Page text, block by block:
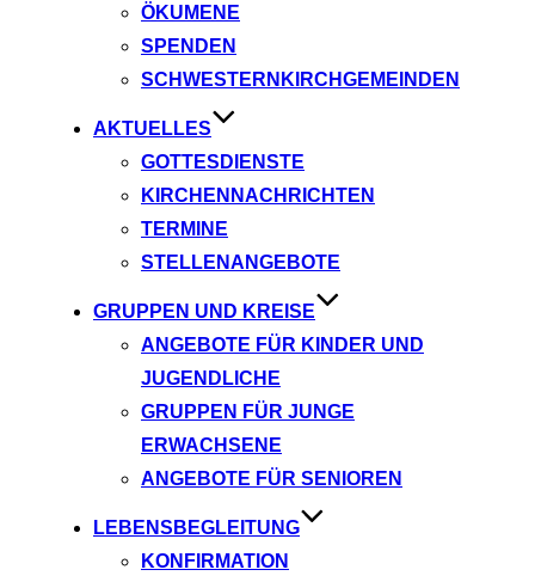
ÖKUMENE
SPENDEN
SCHWESTERNKIRCHGEMEINDEN
AKTUELLES
GOTTESDIENSTE
KIRCHENNACHRICHTEN
TERMINE
STELLENANGEBOTE
GRUPPEN UND KREISE
ANGEBOTE FÜR KINDER UND
JUGENDLICHE
GRUPPEN FÜR JUNGE
ERWACHSENE
ANGEBOTE FÜR SENIOREN
LEBENSBEGLEITUNG
KONFIRMATION